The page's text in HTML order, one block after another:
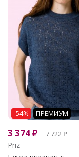
-54% ПРЕМИУМ
3 374₽ 7 722₽
Priz